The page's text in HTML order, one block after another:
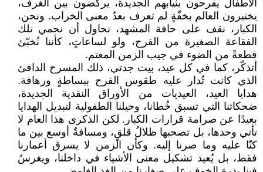
الأطفالُ يفرحون بثيابهم الجديدة، يركضون بين الغرف،
يختبرون العالم بخفّةٍ لم تعرف بعدُ معنى الخراب. ونحن،
الكبار، نقف على حافة المشهد، نحاول أن نحمي تلك
الفقاعة الصغيرة من الفرح، ولو لساعاتٍ، كأننا نُخبّئ
قطعةً من الضوء في جيب الزمن المعتم.
أتذكّر، كما في كل عيد، بيت جدتي، ذلك المسرح الدافئ
الذي كانت تُدار عليه طقوس الفرح ببساطةٍ ورهافة.
هدايا العيد، العيديات من الأوراق النقدية الجديدة،
ضحكاتنا التي تسبق خُطانا، وحيلنا الطفولية لتبديل الهدايا
بعيدًا عن صرامة قرارات الكبار. لكن الذكرى هذا العام لا
تأتي وحدها، بل تصحبها ظلالُ قلقٍ، ومسافةٌ أوسع بين ما
كنّا عليه وما صرنا إليه. وكأن الزمن لا يسرق أعمارنا
فقط، بل يُعيد تشكيل معنى الأشياء في داخلنا، ويغرسُ